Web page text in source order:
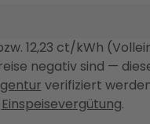
12,23 ct/kWh
negativ sind —
verifiziert
Einspeisevergütung.